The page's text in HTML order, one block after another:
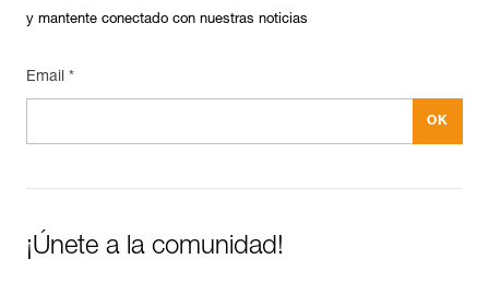
y mantente conectado con nuestras noticias
Email *
¡Únete a la comunidad!